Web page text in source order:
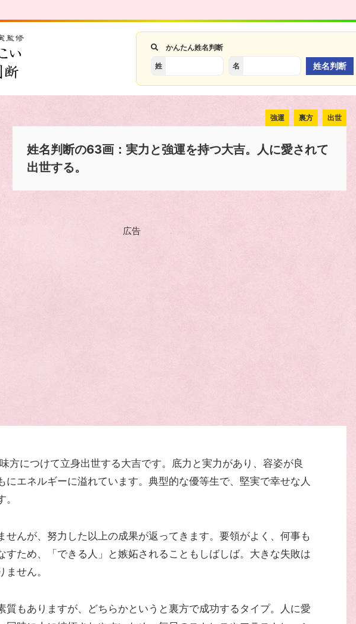
かんたん姓名判断
姓 名
強運 裏方 出世
姓名判断の63画：実力と強運を持つ大吉。人に愛されて
出世する。
広告
方につけて立身出世する大吉です。底力と実力があり、容姿が良
にエネルギーに溢れています。典型的な優等生で、堅実で幸せな人
せんが、努力した以上の成果が返ってきます。要領がよく、何事も
すため、「できる人」と嫉妬されることもしばしば。大きな失敗は
ません。
質もありますが、どちらかというと裏方で成功するタイプ。人に愛